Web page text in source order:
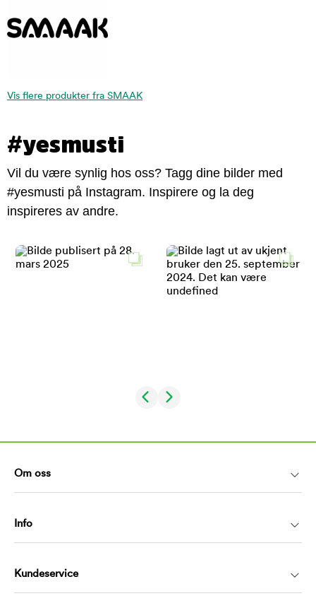
Vis flere produkter fra SMAAK
#yesmusti
Vil du være synlig hos oss? Tagg dine bilder med
#yesmusti på Instagram. Inspirere og la deg
inspireres av andre.
Om oss
Info
Kundeservice